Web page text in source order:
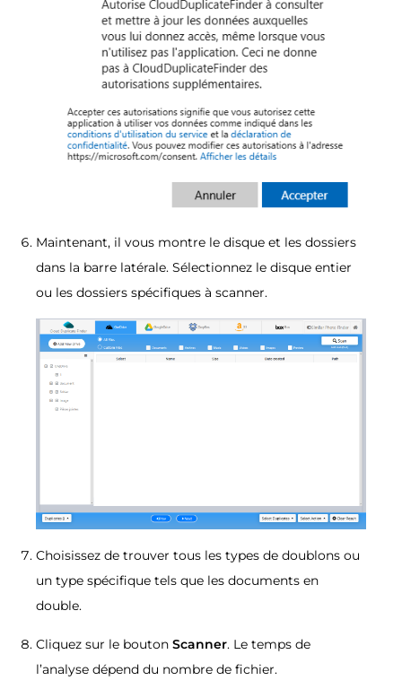
Maintenant, il vous montre le disque et les dossiers
dans la barre latérale. Sélectionnez le disque entier
ou les dossiers spécifiques à scanner.
Choisissez de trouver tous les types de doublons ou
un type spécifique tels que les documents en
double.
Cliquez sur le bouton Scanner. Le temps de
l’analyse dépend du nombre de fichier.